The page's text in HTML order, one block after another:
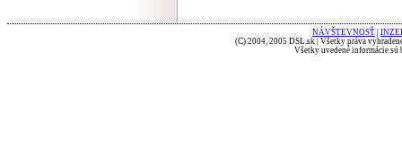
NÁVŠTEVNOSŤ
(C) 2004, 2005 DSL.sk | Všetky práva
Všetky uvedené informácie sú